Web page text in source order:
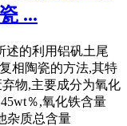
...
述的利用铝矾土尾
相陶瓷的方法,其特
物,主要成分为氧化
％,氧化铁含量
杂质总含量